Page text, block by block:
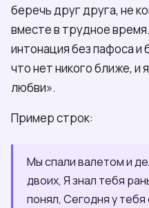
беречь друг друга, не
вместе в трудное
интонация без пафоса
что нет никого ближе, и
любви».
Пример строк:
Мы спали валетом и
двоих, Я знал тебя
понял, Сегодня у